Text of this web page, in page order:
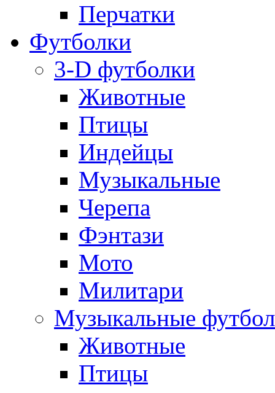
Перчатки
Футболки
3-D футболки
Животные
Птицы
Индейцы
Музыкальные
Черепа
Фэнтази
Мото
Милитари
Музыкальные
Животные
Птицы